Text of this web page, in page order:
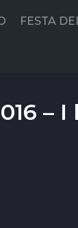
FESTA
–